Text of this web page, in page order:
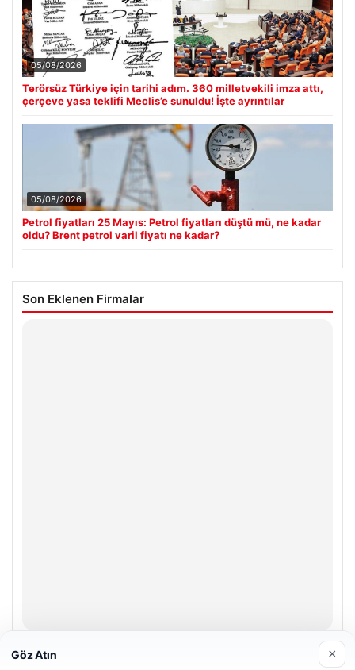
05/08/2026
Terörsüz Türkiye için tarihi adım. 360 milletvekili imza attı,
çerçeve yasa teklifi Meclis’e sunuldu! İşte ayrıntılar
05/08/2026
Petrol fiyatları 25 Mayıs: Petrol fiyatları düştü mü, ne kadar
oldu? Brent petrol varil fiyatı ne kadar?
Son Eklenen Firmalar
Hastaş Beton
Göz Atın ×